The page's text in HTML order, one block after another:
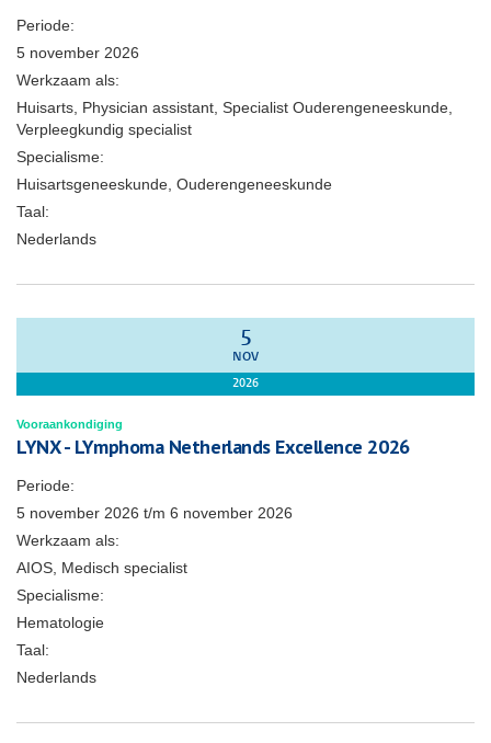
Periode:
5 november 2026
Werkzaam als:
Huisarts, Physician assistant, Specialist Ouderengeneeskunde,
Verpleegkundig specialist
Specialisme:
Huisartsgeneeskunde, Ouderengeneeskunde
Taal:
Nederlands
5
NOV
2026
Vooraankondiging
LYNX - LYmphoma Netherlands Excellence 2026
Periode:
5 november 2026 t/m 6 november 2026
Werkzaam als:
AIOS, Medisch specialist
Specialisme:
Hematologie
Taal:
Nederlands